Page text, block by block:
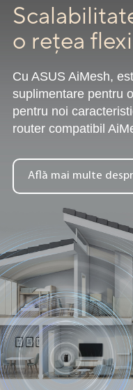
o rețea
Cu ASUS AiMesh,
suplimentare pentru
pentru noi
router compatibil
Află mai multe